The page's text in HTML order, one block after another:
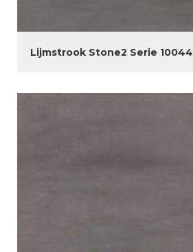
Lijmstrook Stone2 Serie 10044